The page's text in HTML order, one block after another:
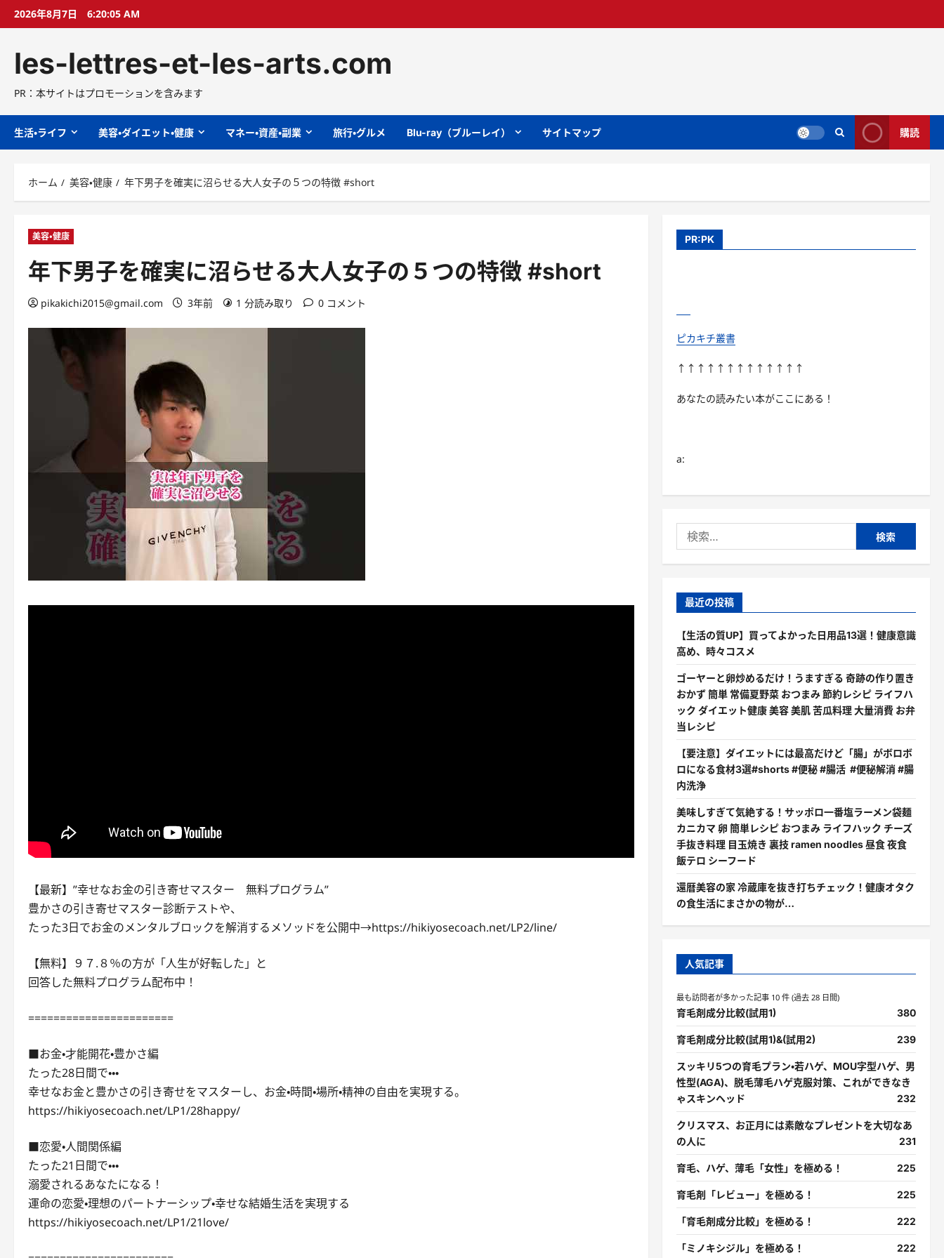
プ
2026年8月7日 6:20:06 AM
les-lettres-et-les-arts.com
PR：本サイトはプロモーションを含みます
生活・ライフ 美容・ダイエット・健康 マネー・資産・副業 旅行・グルメ Blu-ray（ブルーレイ） サイトマップ 購読
ホーム 美容・健康 年下男子を確実に沼らせる大人女子の５つの特徴 #short
美容・健康
年下男子を確実に沼らせる大人女子の５つの特徴 #short
pikakichi2015@gmail.com 3年前 1 分読み取り 0 コメント
【最新】”幸せなお金の引き寄せマスター 無料プログラム”
豊かさの引き寄せマスター診断テストや、
たった3日でお金のメンタルブロックを解消するメソッドを公開中→https://hikiyosecoach.net/LP2/line/
【無料】９７.８％の方が「人生が好転した」と
回答した無料プログラム配布中！
=======================
■お金・才能開花・豊かさ編
たった28日間で・・・
幸せなお金と豊かさの引き寄せをマスターし、お金・時間・場所・精神の自由を実現する。
https://hikiyosecoach.net/LP1/28happy/
■恋愛・人間関係編
たった21日間で・・・
溺愛されるあなたになる！
運命の恋愛・理想のパートナーシップ・幸せな結婚生活を実現する
https://hikiyosecoach.net/LP1/21love/
PR:PK
ピカキチ叢書
↑↑↑↑↑↑↑↑↑↑↑↑↑
あなたの読みたい本がここにある！
a:
索:
最近の投稿
【生活の質UP】買ってよかった日用品13選！健康意識
高め、時々コスメ
ゴーヤーと卵炒めるだけ！うますぎる 奇跡の作り置き
おかず 簡単 常備夏野菜 おつまみ 節約レシピ ライフハ
ック ダイエット健康 美容 美肌 苦瓜料理 大量消費 お弁
当レシピ
【要注意】ダイエットには最高だけど「腸」がボロボ
ロになる食材3選#shorts #便秘 #腸活 #便秘解消 #腸
内洗浄
美味しすぎて気絶する！サッポロ一番塩ラーメン袋麺
カニカマ 卵 簡単レシピ おつまみ ライフハック チーズ
手抜き料理 目玉焼き 裏技 ramen noodles 昼食 夜食
飯テロ シーフード
還暦美容の家 冷蔵庫を抜き打ちチェック！健康オタク
の食生活にまさかの物が…
人気記事
最も訪問者が多かった記事 10 件 (過去 28 日間)
育毛剤成分比較(試用1) 380
育毛剤成分比較(試用1)&(試用2) 239
スッキリ5つの育毛プラン・若ハゲ、MOU字型ハゲ、男
性型(AGA)、脱毛薄毛ハゲ克服対策、これができなき
ゃスキンヘッド
232
クリスマス、お正月には素敵なプレゼントを大切なあ
の人に
231
育毛、ハゲ、薄毛「女性」を極める！ 225
育毛剤「レビュー」を極める！ 225
「育毛剤成分比較」を極める！ 222
「ミノキシジル」を極める！ 222